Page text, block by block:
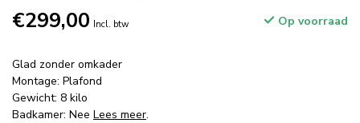
€299,00 Incl. btw Op voorraad
Glad zonder omkader
Montage: Plafond
Gewicht: 8 kilo
Badkamer: Nee Lees meer.